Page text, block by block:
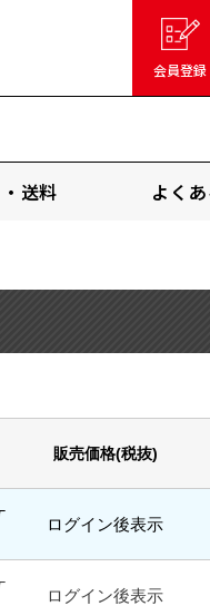
会員登録
送料 よく
販売価格(税抜)
ログイン後表示
ログイン後表示